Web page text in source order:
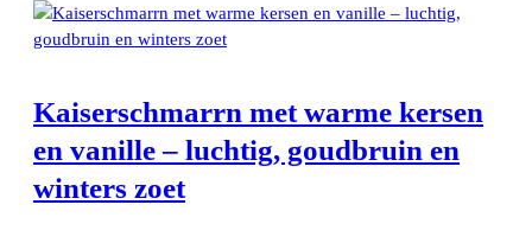
Kaiserschmarrn met warme kersen
en vanille – luchtig, goudbruin en
winters zoet